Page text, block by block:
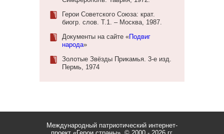
Герои Советского Союза: крат.
биогр. слов. Т.1. – Москва, 1987.
Документы на сайте «Подвиг
народа»
Золотые Звёзды Прикамья. 3-е изд.
Пермь, 1974
Международный патриотический интернет-